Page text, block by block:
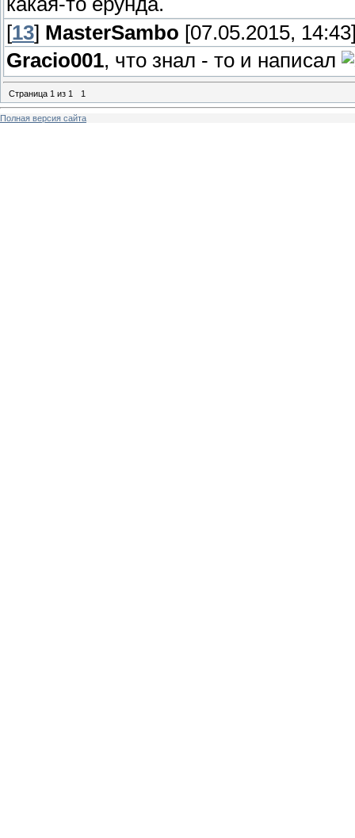
[13] MasterSambo [07.05.2015,
Gracio001, что знал - то и написал
Страница 1 из 1 1
Полная версия сайта